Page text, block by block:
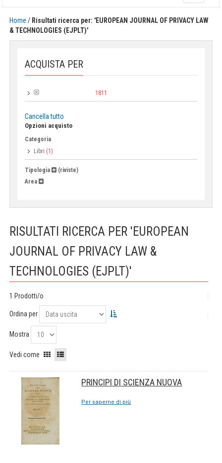
navigation
Home / Risultati ricerca per: 'EUROPEAN JOURNAL OF PRIVACY LAW
& TECHNOLOGIES (EJPLT)'
ACQUISTA PER
1811
Cancella tutto
Opzioni acquisto
Categoria
Libri (1)
Tipologia
(riviste)
Area
RISULTATI RICERCA PER 'EUROPEAN
JOURNAL OF PRIVACY LAW &
TECHNOLOGIES (EJPLT)'
1 Prodotti/o
Ordina per
Mostra
Vedi come
PRINCIPI DI SCIENZA NUOVA
Per saperne di più